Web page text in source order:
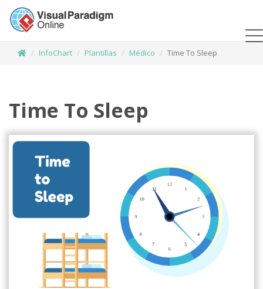
InfoChart Plantillas Médico Time To Sleep
Time To Sleep